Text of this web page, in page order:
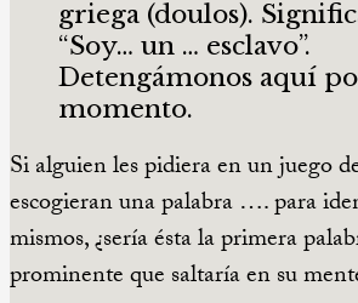
griega (doulos).
“Soy… un … esclavo”.
Detengámonos aquí
momento.
Si alguien les pidiera en un juego
escogieran una palabra …. para
mismos, ¿sería ésta la primera
prominente que saltaría en su